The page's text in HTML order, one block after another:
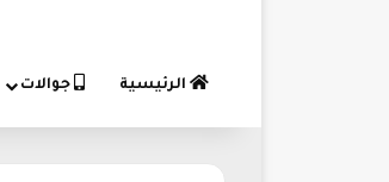
الرئيسية جوالات